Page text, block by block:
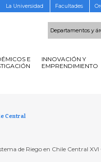
La Universidad Facultades
Departamentos y
E
INNOVACIÓN Y
EMPRENDIMIENTO
Central
de Riego en Chile Central